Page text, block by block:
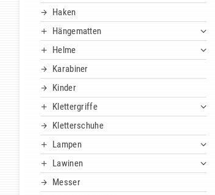
Haken
Hängematten
Helme
Karabiner
Kinder
Klettergriffe
Kletterschuhe
Lampen
Lawinen
Messer